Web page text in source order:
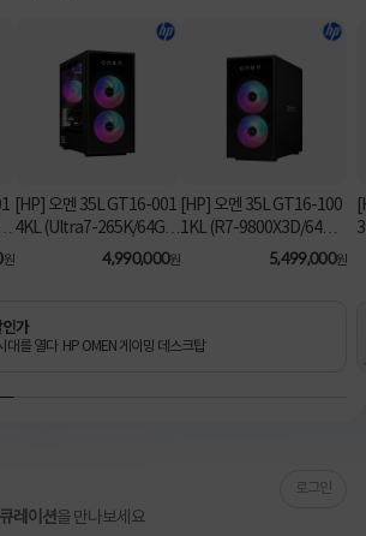
원
[HP] 오멘 35L GT16-001
4KL (Ultra7-265K/64GB/
2TB/RTX5070Ti/FD) 3
쿠폰★
4,990,000원
[HP] 오멘 35L GT16-100
1KL (R7-9800X3D/64G
B/1TB/RTX5080/FD) [기
5,499,000원
가
대를 열다 HP OMEN 게이밍 데스크탑
로그인
레이션을 만나보세요